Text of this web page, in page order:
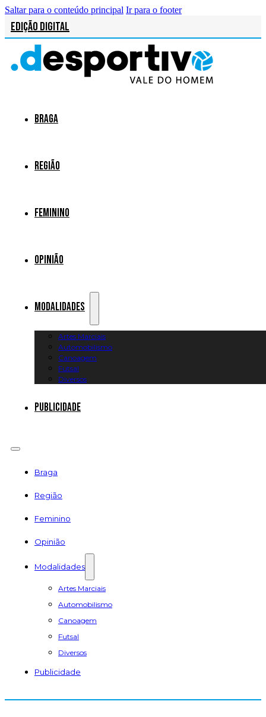
Saltar para o conteúdo principal Ir para o footer
Edição Digital
Braga
Região
Feminino
Opinião
Modalidades
Artes Marciais
Automobilismo
Canoagem
Futsal
Diversos
Publicidade
Braga
Região
Feminino
Opinião
Modalidades
Artes Marciais
Automobilismo
Canoagem
Futsal
Diversos
Publicidade